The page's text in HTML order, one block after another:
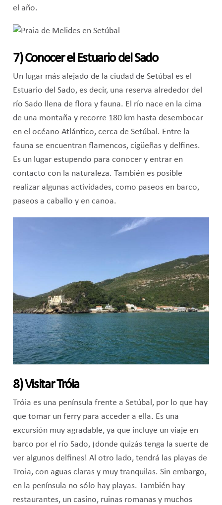
el año.
7) Conocer el Estuario del Sado
Un lugar más alejado de la ciudad de Setúbal es el
Estuario del Sado, es decir, una reserva alrededor del
río Sado llena de flora y fauna. El río nace en la cima
de una montaña y recorre 180 km hasta desembocar
en el océano Atlántico, cerca de Setúbal. Entre la
fauna se encuentran flamencos, cigüeñas y delfines.
Es un lugar estupendo para conocer y entrar en
contacto con la naturaleza. También es posible
realizar algunas actividades, como paseos en barco,
paseos a caballo y en canoa.
8) Visitar Tróia
Tróia es una península frente a Setúbal, por lo que hay
que tomar un ferry para acceder a ella. Es una
excursión muy agradable, ya que incluye un viaje en
barco por el río Sado, ¡donde quizás tenga la suerte de
ver algunos delfines! Al otro lado, tendrá las playas de
Troia, con aguas claras y muy tranquilas. Sin embargo,
en la península no sólo hay playas. También hay
restaurantes, un casino, ruinas romanas y muchos